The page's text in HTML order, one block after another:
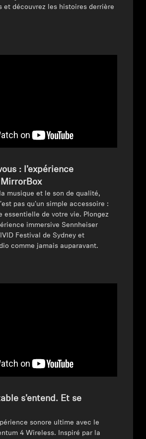
et découvrez les histoires derrière
: l'expérience
musique et le son de qualité,
pas qu'un simple accessoire :
essentielle de votre vie. Plongez
immersive Sennheiser
Festival de Sydney et
comme jamais auparavant.
s'entend. Et se
sonore ultime avec le
4 Wireless. Inspiré par la